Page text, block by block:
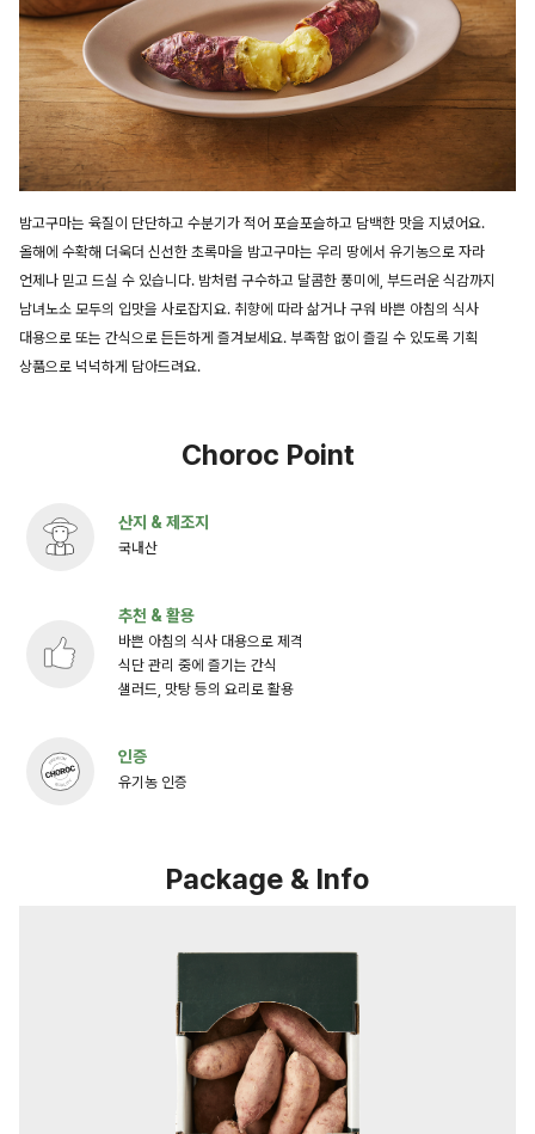
밤고구마는 육질이 단단하고 수분기가 적어 포슬포슬하고 담백한 맛을 지녔어요.
올해에 수확해 더욱더 신선한 초록마을 밤고구마는 우리 땅에서 유기농으로 자라
언제나 믿고 드실 수 있습니다. 밤처럼 구수하고 달콤한 풍미에, 부드러운 식감까지
남녀노소 모두의 입맛을 사로잡지요. 취향에 따라 삶거나 구워 바쁜 아침의 식사
대용으로 또는 간식으로 든든하게 즐겨보세요. 부족함 없이 즐길 수 있도록 기획
상품으로 넉넉하게 담아드려요.
Choroc Point
산지 & 제조지
국내산
추천 & 활용
바쁜 아침의 식사 대용으로 제격
식단 관리 중에 즐기는 간식
샐러드, 맛탕 등의 요리로 활용
인증
유기농 인증
Package & Info